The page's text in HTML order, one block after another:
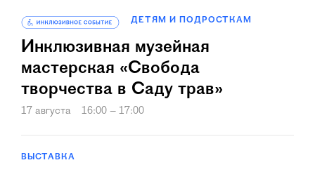
ДЕТЯМ И ПОДРОСТКАМ
Инклюзивная музейная
мастерская «Свобода
творчества в Саду трав»
17 августа 16:00 – 17:00
ВЫСТАВКА